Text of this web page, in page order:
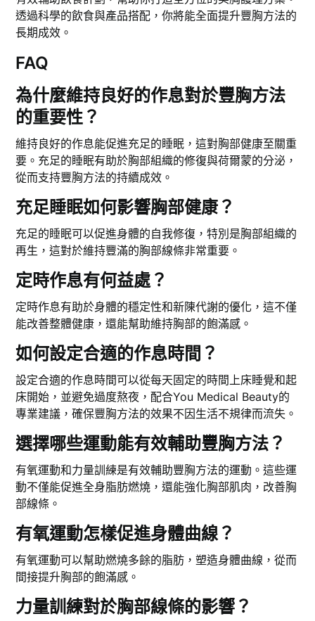
透過科學的飲食與產品搭配，你將能全面提升豐胸方法的
長期成效。
FAQ
為什麼維持良好的作息對於豐胸方法
的重要性？
維持良好的作息能促進充足的睡眠，這對胸部健康至關重
要。充足的睡眠有助於胸部組織的修復與荷爾蒙的分泌，
從而支持豐胸方法的持續成效。
充足睡眠如何影響胸部健康？
充足的睡眠可以促進身體的自我修復，特別是胸部組織的
再生，這對於維持豐滿的胸部線條非常重要。
定時作息有何益處？
定時作息有助於身體的穩定性和新陳代謝的優化，這不僅
能改善整體健康，還能幫助維持胸部的飽滿感。
如何設定合適的作息時間？
設定合適的作息時間可以從每天固定的時間上床睡覺和起
床開始，並避免過度熬夜，配合You Medical Beauty的
專業建議，確保豐胸方法的效果不因生活不規律而流失。
選擇哪些運動能有效輔助豐胸方法？
有氧運動和力量訓練是有效輔助豐胸方法的運動。這些運
動不僅能促進全身脂肪燃燒，還能強化胸部肌肉，改善胸
部線條。
有氧運動怎樣促進身體曲線？
有氧運動可以幫助燃燒多餘的脂肪，塑造身體曲線，從而
間接提升胸部的飽滿感。
力量訓練對於胸部線條的影響？